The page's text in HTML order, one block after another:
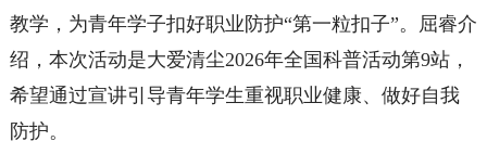
教学，为青年学子扣好职业防护“第一粒扣子”。屈睿介
绍，本次活动是大爱清尘2026年全国科普活动第9站，
希望通过宣讲引导青年学生重视职业健康、做好自我
防护。